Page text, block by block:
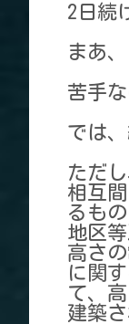
2日続
まあ
苦手
では
ただ
相互
るも
地区
高さ
に関
て、
建築